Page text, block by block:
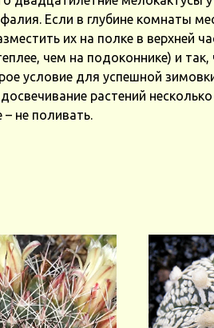
Если в глубине комнаты
их на полке в верхней
чем на подоконнике) и
условие для успешной
растений
– не поливать.